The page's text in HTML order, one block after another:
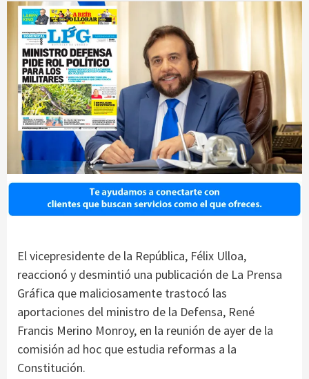
El vicepresidente de la República, Félix Ulloa,
reaccionó y desmintió una publicación de La Prensa
Gráfica que maliciosamente trastocó las
aportaciones del ministro de la Defensa, René
Francis Merino Monroy, en la reunión de ayer de la
comisión ad hoc que estudia reformas a la
Constitución.